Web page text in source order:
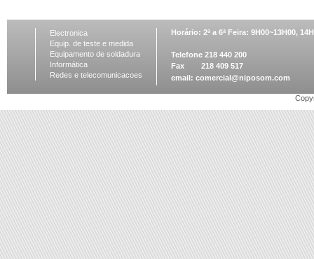
Electronica
Equip. de teste e medida
Equipamento de soldadura
Informática
Redes e telecomunicacoes
Horário: 2ª a 6ª Feira: 9H00~13H00,
Telefone 218 440 200
Fax 218 409 517
email: comercial@niposom.com